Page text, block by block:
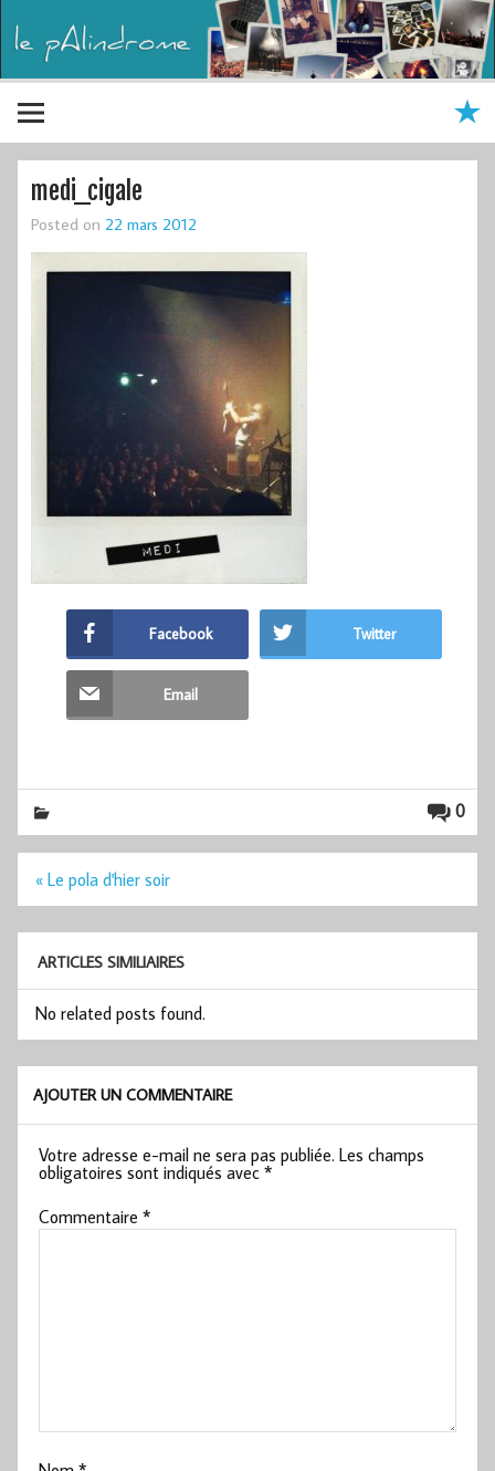
medi_cigale
Posted on 22 mars 2012
Facebook Twitter
Email
0
Navigation
« Le pola d'hier soir
ARTICLES SIMILIAIRES
No related posts found.
AJOUTER UN COMMENTAIRE
Votre adresse e-mail ne sera pas publiée. Les champs
obligatoires sont indiqués avec*
Commentaire*